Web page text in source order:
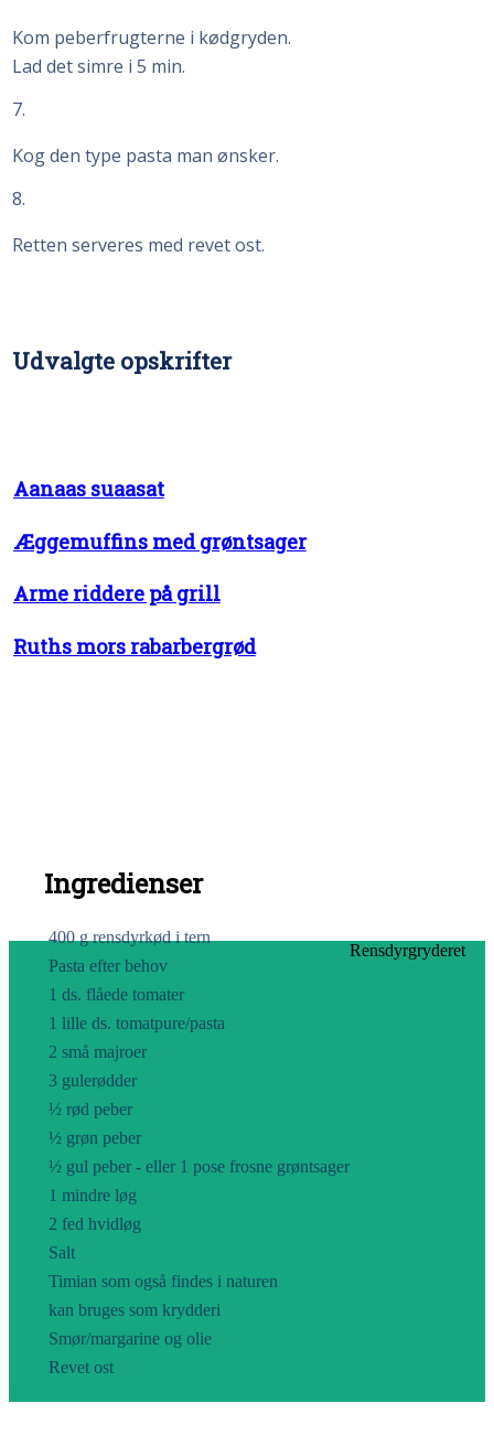
Kom peberfrugterne i kødgryden.
Lad det simre i 5 min.
7
Kog den type pasta man ønsker.
8
Retten serveres med revet ost.
Udvalgte opskrifter
Aanaas suaasat
Æggemuffins med grøntsager
Arme riddere på grill
Ruths mors rabarbergrød
Ingredienser
400 g rensdyrkød i tern
Pasta efter behov
1 ds. flåede tomater
1 lille ds. tomatpure/pasta
2 små majroer
3 gulerødder
½ rød peber
½ grøn peber
½ gul peber - eller 1 pose frosne grøntsager
1 mindre løg
2 fed hvidløg
Salt
Timian som også findes i naturen
kan bruges som krydderi
Smør/margarine og olie
Revet ost
Rensdyrgryderet